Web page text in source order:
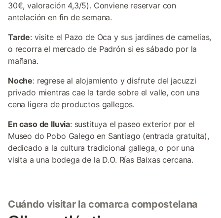
30€, valoración 4,3/5). Conviene reservar con
antelación en fin de semana.
Tarde: visite el Pazo de Oca y sus jardines de camelias,
o recorra el mercado de Padrón si es sábado por la
mañana.
Noche: regrese al alojamiento y disfrute del jacuzzi
privado mientras cae la tarde sobre el valle, con una
cena ligera de productos gallegos.
En caso de lluvia: sustituya el paseo exterior por el
Museo do Pobo Galego en Santiago (entrada gratuita),
dedicado a la cultura tradicional gallega, o por una
visita a una bodega de la D.O. Rías Baixas cercana.
Cuándo visitar la comarca compostelana